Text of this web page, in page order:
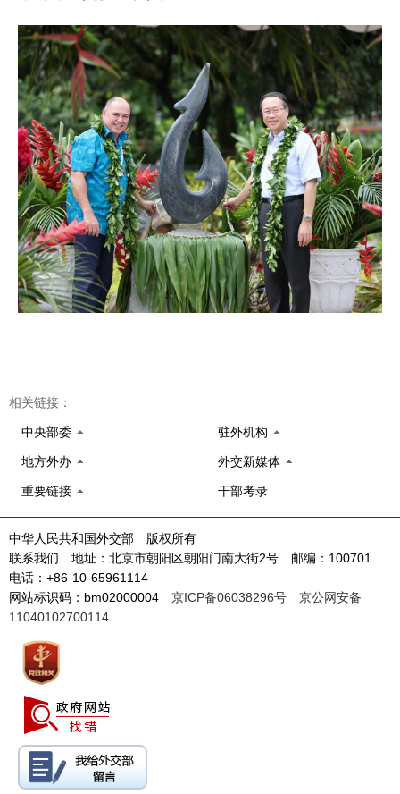
相关链接：
中央部委 驻外机构
地方外办 外交新媒体
重要链接 干部考录
中华人民共和国外交部 版权所有
联系我们 地址：北京市朝阳区朝阳门南大街2号 邮编：100701
电话：+86-10-65961114
网站标识码：bm02000004 京ICP备06038296号
京公网安备
11040102700114